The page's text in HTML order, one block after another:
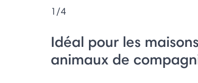
1/4
Idéal pour les
animaux de